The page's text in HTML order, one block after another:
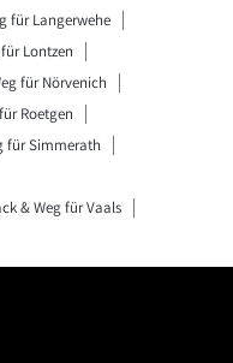
für Langerwehe
Lontzen
für Nörvenich
Roetgen
für Simmerath
& Weg für Vaals